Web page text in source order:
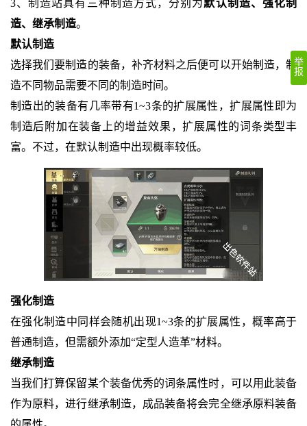
3、制造站具有三种制造方式，分别为默认制造、强化制
造、继承制造。
默认制造
选择我们要制造的装备，补齐材料之后便可以开始制造，制
造不同物品需要不同的制造时间。
制造出的装备有几率带有1~3条的扩展属性，扩展属性即为
制造后附加在装备上的增益效果，扩展属性的词条类型丰
富。不过，在默认制造中出现概率较低。
强化制造
在强化制造中同样会随机出现1~3条的扩展属性，概率高于
普通制造，但需额外添加“定型人造革”材料。
继承制造
当我们打算保留某个装备优秀的词条属性时，可以用此装备
作为原料，进行继承制造，成品装备将会完全继承原料装备
举
报